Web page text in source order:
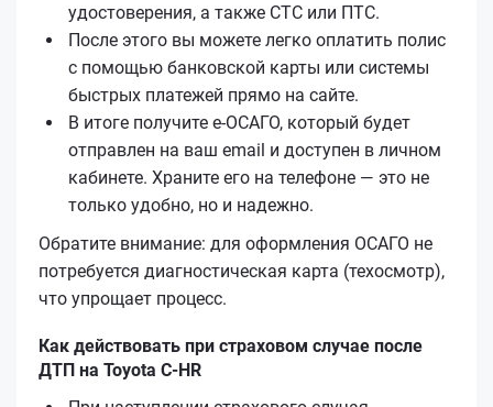
удостоверения, а также СТС или ПТС.
После этого вы можете легко оплатить полис
с помощью банковской карты или системы
быстрых платежей прямо на сайте.
В итоге получите е-ОСАГО, который будет
отправлен на ваш email и доступен в личном
кабинете. Храните его на телефоне — это не
только удобно, но и надежно.
Обратите внимание: для оформления ОСАГО не
потребуется диагностическая карта (техосмотр),
что упрощает процесс.
Как действовать при страховом случае после
ДТП на Toyota C-HR